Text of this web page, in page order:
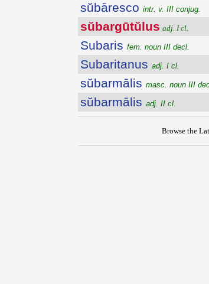
sŭbāresco intr. v. III conjug.
sŭbargūtŭlus adj. I cl.
Subaris fem. noun III decl.
Subaritanus adj. I cl.
sŭbarmālis masc. noun III
sŭbarmālis adj. II cl.
Browse the